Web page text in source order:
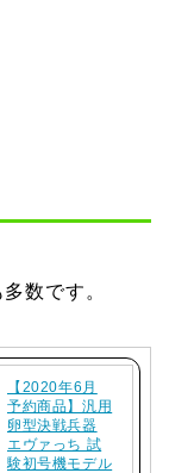
数です。
【2020年6月
予約商品】汎用
卵型決戦兵器
エヴァっち 試
験初号機モデル